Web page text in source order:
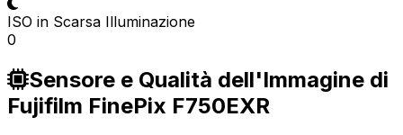
ISO in Scarsa Illuminazione
0
Sensore e Qualità dell'Immagine di
Fujifilm FinePix F750EXR